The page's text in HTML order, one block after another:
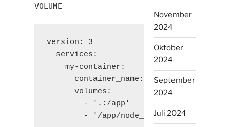
VOLUME
version: 3
  services:
    my-container:
      container_name: my-container
      volumes:
        - '.:/app'
        - '/app/node_modules'
November
2024
Oktober
2024
September
2024
Juli 2024